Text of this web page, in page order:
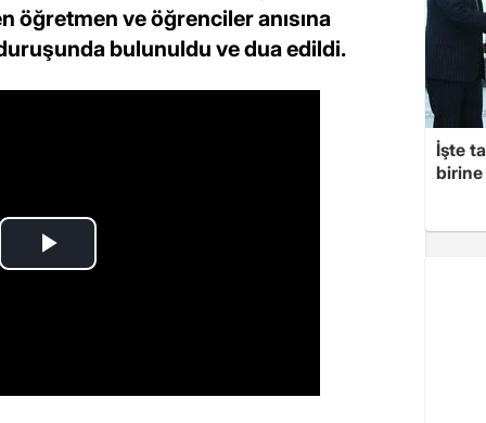
öğretmen ve öğrenciler anısına
bulunuldu ve dua edildi.
İşte
birine